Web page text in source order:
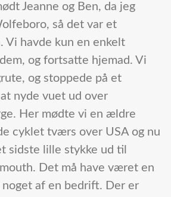
Jeanne og Ben, da jeg
så det var et
Vi havde kun en enkelt
og fortsatte hjemad. Vi
og stoppede på et
nyde vuet ud over
Her mødte vi en ældre
cyklet tværs over USA og nu
sidste lille stykke ud til
Det må have været en
af en bedrift. Der er